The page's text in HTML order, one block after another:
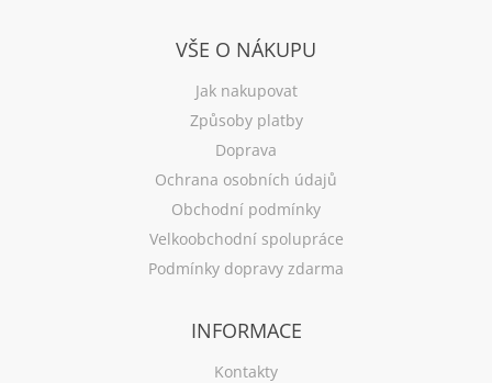
VŠE O NÁKUPU
Jak nakupovat
Způsoby platby
Doprava
Ochrana osobních údajů
Obchodní podmínky
Velkoobchodní spolupráce
Podmínky dopravy zdarma
INFORMACE
Kontakty